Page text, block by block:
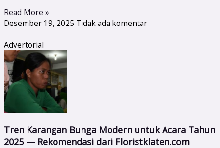
Read More »
Desember 19, 2025 Tidak ada komentar
Advertorial
Tren Karangan Bunga Modern untuk Acara Tahun
2025 — Rekomendasi dari Floristklaten.com